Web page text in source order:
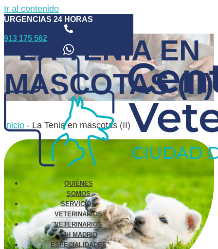
Ir al contenido
URGENCIAS 24 HORAS
913 175 562
QUIÉNES
SOMOS
SERVICIOS
VETERINARIOS
VETERINARIOS
24H MADRID
ESPECIALIDADES
LA TENIA EN
MASCOTAS (II)
Inicio - La Tenia en mascotas (II)